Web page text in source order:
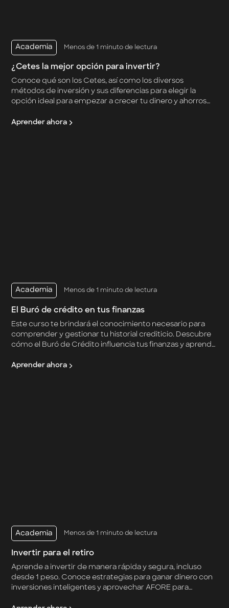
Academia Menos de 1 minuto de lectura
¿Cetes la mejor opción para invertir?
Conoce qué son los Cetes, así como los diversos
métodos de inversión y sus diferencias para elegir la
opción ideal para empezar a crecer tu dinero y ahorros
Aprender ahora
Academia Menos de 1 minuto de lectura
El Buró de crédito en tus finanzas
Este curso te brindará el conocimiento necesario para
comprender y gestionar tu historial crediticio. Descubre
cómo el Buró de Crédito influencia tus finanzas y aprende
Aprender ahora
Academia Menos de 1 minuto de lectura
Invertir para el retiro
Aprende a invertir de manera rápida y segura, incluso
desde 1 peso. Conoce estrategias para ganar dinero con
inversiones inteligentes y aprovechar AFORE para